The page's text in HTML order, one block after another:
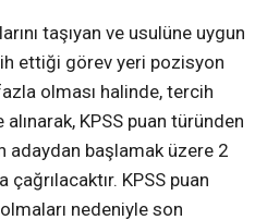
taşıyan ve usulüne uygun
ettiği görev yeri pozisyon
olması halinde, tercih
KPSS puan türünden
adaydan başlamak üzere 2
çağrılacaktır. KPSS puan
nedeniyle son